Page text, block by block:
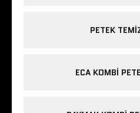
PETEK
ECA KOMBI